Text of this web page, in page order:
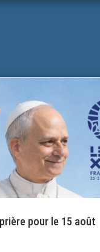
pour le 15 août